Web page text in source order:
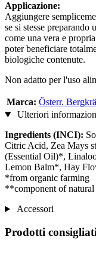
Applicazione:
Aggiungere
se si stesse preparando
come una vera e
poter beneficiare
biologiche contenute.
Non adatto per l'uso
Marca: Österr.
Ulteriori
Ingredients (INCI):
Citric Acid, Zea Mays
(Essential Oil)*,
Lemon Balm*, Hay
*from organic farming
**component of natural
Accessori
Prodotti consigliati